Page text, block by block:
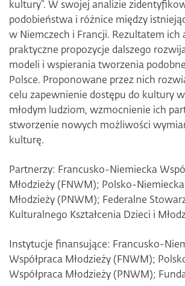
kultury“. W swojej analizie
podobieństwa i różnice między
w Niemczech i Francji. Rezultatem ich
praktyczne propozycje dalszego
modeli i wspierania tworzenia
Polsce. Proponowane przez nich
celu zapewnienie dostępu do kultury
młodym ludziom, wzmocnienie ich
stworzenie nowych możliwości
kulturę.
Partnerzy: Francusko-Niemiecka
Młodzieży (FNWM); Polsko-Niemiecka
Młodzieży (PNWM); Federalne
Kulturalnego Kształcenia Dzieci i
Instytucje finansujące: Francusko-
Współpraca Młodzieży (FNWM);
Współpraca Młodzieży (PNWM);